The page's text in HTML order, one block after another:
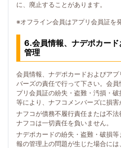
に、廃止することがあります。
※オフライン会員はアプリ会員証を
6.会員情報、ナデポカー
管理
会員情報、ナデポカードおよびア
バーズの責任で行って下さい。会
プリ会員証の紛失・盗難・汚損・
等により、ナフコメンバーズに損害
ナフコが債務不履行責任または不法
ナフコは一切責任を負いません。
ナデポカードの紛失・盗難・破損
報の管理上の問題が生じた場合に